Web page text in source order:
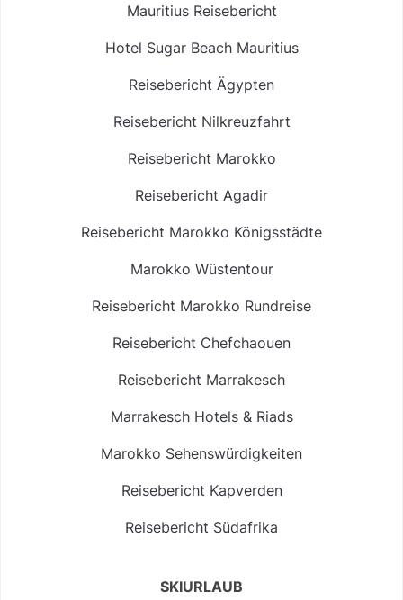
Mauritius Reisebericht
Hotel Sugar Beach Mauritius
Reisebericht Ägypten
Reisebericht Nilkreuzfahrt
Reisebericht Marokko
Reisebericht Agadir
Reisebericht Marokko Königsstädte
Marokko Wüstentour
Reisebericht Marokko Rundreise
Reisebericht Chefchaouen
Reisebericht Marrakesch
Marrakesch Hotels & Riads
Marokko Sehenswürdigkeiten
Reisebericht Kapverden
Reisebericht Südafrika
SKIURLAUB